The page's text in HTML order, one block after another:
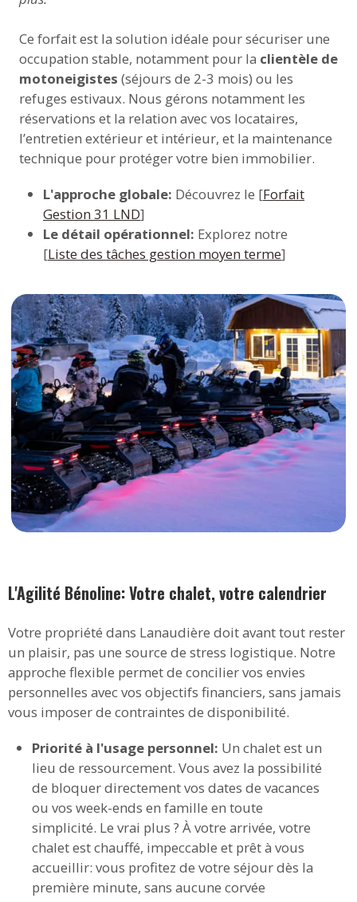
Ce forfait est la solution idéale pour sécuriser une
occupation stable, notamment pour la clientèle de
motoneigistes (séjours de 2-3 mois) ou les
refuges estivaux. Nous gérons notamment les
réservations et la relation avec vos locataires,
l’entretien extérieur et intérieur, et la maintenance
technique pour protéger votre bien immobilier.
L'approche globale: Découvrez le [Forfait
Gestion 31 LND]
Le détail opérationnel: Explorez notre
[Liste des tâches gestion moyen terme]
L'Agilité Bénoline: Votre chalet, votre calendrier
Votre propriété dans Lanaudière doit avant tout rester
un plaisir, pas une source de stress logistique. Notre
approche flexible permet de concilier vos envies
personnelles avec vos objectifs financiers, sans jamais
vous imposer de contraintes de disponibilité.
Priorité à l'usage personnel: Un chalet est un
lieu de ressourcement. Vous avez la possibilité
de bloquer directement vos dates de vacances
ou vos week-ends en famille en toute
simplicité. Le vrai plus ? À votre arrivée, votre
chalet est chauffé, impeccable et prêt à vous
accueillir: vous profitez de votre séjour dès la
première minute, sans aucune corvée